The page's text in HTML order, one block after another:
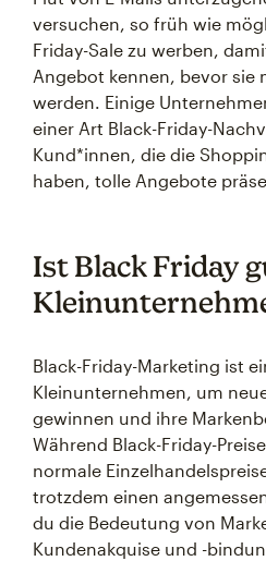
versuchen, so früh wie
Friday-Sale zu werben,
Angebot kennen, bevor sie
werden. Einige
einer Art Black-Friday-
Kund*innen, die die
haben, tolle Angebote
Ist Black Friday
Black-Friday-Marketing ist
Kleinunternehmen, um
gewinnen und ihre
Während Black-Friday-
normale
trotzdem einen
du die Bedeutung von
Kundenakquise und -